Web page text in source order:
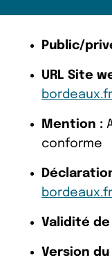
Public/
URL Site
Mention :
conforme
Validité
Version du